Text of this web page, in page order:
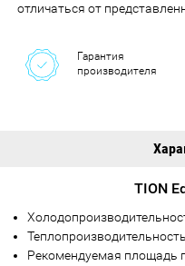
отличаться от
Гарантия
производителя
TION
Рекомендуемая площадь